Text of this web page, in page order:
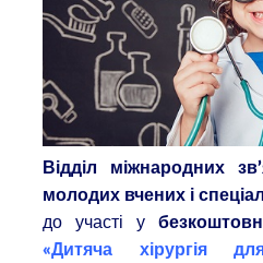
Відділ міжнародних
молодих вчених і
до участі у
«Дитяча хірургія